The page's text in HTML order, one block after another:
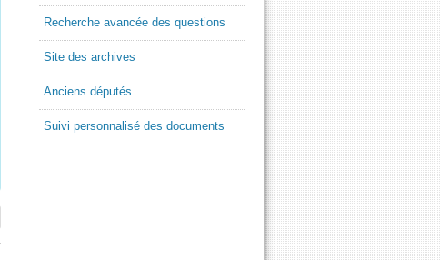
Recherche avancée des questions
Site des archives
Anciens députés
Suivi personnalisé des documents